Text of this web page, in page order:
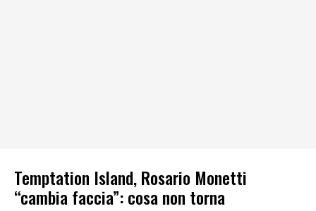
Temptation Island, Rosario Monetti
“cambia faccia”: cosa non torna